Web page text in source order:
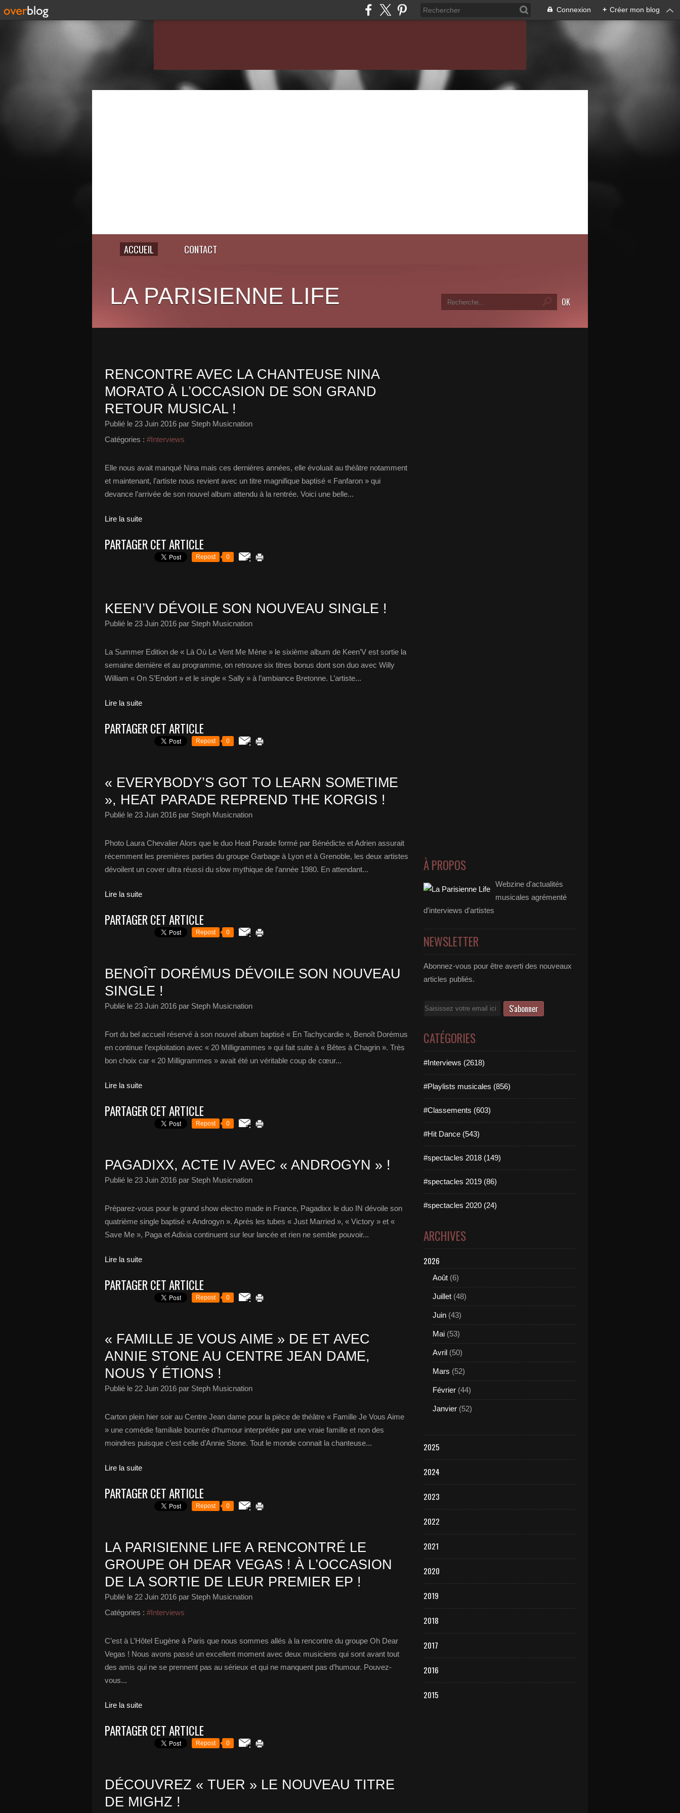
Connexion + Créer mon blog
ACCUEIL CONTACT
LA PARISIENNE LIFE
RENCONTRE AVEC LA CHANTEUSE NINA
MORATO À L’OCCASION DE SON GRAND
RETOUR MUSICAL !
Publié le 23 Juin 2016 par Steph Musicnation
Catégories : #Interviews
Elle nous avait manqué Nina mais ces dernières années, elle évoluait au théâtre notamment
et maintenant, l’artiste nous revient avec un titre magnifique baptisé « Fanfaron » qui
devance l’arrivée de son nouvel album attendu à la rentrée. Voici une belle...
Lire la suite
PARTAGER CET ARTICLE
Repost 0
KEEN’V DÉVOILE SON NOUVEAU SINGLE !
Publié le 23 Juin 2016 par Steph Musicnation
La Summer Edition de « Là Où Le Vent Me Mène » le sixième album de Keen’V est sortie la
semaine dernière et au programme, on retrouve six titres bonus dont son duo avec Willy
William « On S’Endort » et le single « Sally » à l’ambiance Bretonne. L’artiste...
Lire la suite
PARTAGER CET ARTICLE
Repost 0
« EVERYBODY’S GOT TO LEARN SOMETIME
», HEAT PARADE REPREND THE KORGIS !
Publié le 23 Juin 2016 par Steph Musicnation
Photo Laura Chevalier Alors que le duo Heat Parade formé par Bénédicte et Adrien assurait
récemment les premières parties du groupe Garbage à Lyon et à Grenoble, les deux artistes
dévoilent un cover ultra réussi du slow mythique de l’année 1980. En attendant...
Lire la suite
PARTAGER CET ARTICLE
Repost 0
BENOÎT DORÉMUS DÉVOILE SON NOUVEAU
SINGLE !
Publié le 23 Juin 2016 par Steph Musicnation
Fort du bel accueil réservé à son nouvel album baptisé « En Tachycardie », Benoît Dorémus
en continue l’exploitation avec « 20 Milligrammes » qui fait suite à « Bêtes à Chagrin ». Très
bon choix car « 20 Milligrammes » avait été un véritable coup de cœur...
Lire la suite
PARTAGER CET ARTICLE
Repost 0
PAGADIXX, ACTE IV AVEC « ANDROGYN » !
Publié le 23 Juin 2016 par Steph Musicnation
Préparez-vous pour le grand show electro made in France, Pagadixx le duo IN dévoile son
quatrième single baptisé « Androgyn ». Après les tubes « Just Married », « Victory » et «
Save Me », Paga et Adixia continuent sur leur lancée et rien ne semble pouvoir...
Lire la suite
PARTAGER CET ARTICLE
Repost 0
« FAMILLE JE VOUS AIME » DE ET AVEC
ANNIE STONE AU CENTRE JEAN DAME,
NOUS Y ÉTIONS !
Publié le 22 Juin 2016 par Steph Musicnation
Carton plein hier soir au Centre Jean dame pour la pièce de théâtre « Famille Je Vous Aime
» une comédie familiale bourrée d’humour interprétée par une vraie famille et non des
moindres puisque c’est celle d’Annie Stone. Tout le monde connait la chanteuse...
Lire la suite
PARTAGER CET ARTICLE
Repost 0
LA PARISIENNE LIFE A RENCONTRÉ LE
GROUPE OH DEAR VEGAS ! À L’OCCASION
DE LA SORTIE DE LEUR PREMIER EP !
Publié le 22 Juin 2016 par Steph Musicnation
Catégories : #Interviews
C’est à L’Hôtel Eugène à Paris que nous sommes allés à la rencontre du groupe Oh Dear
Vegas ! Nous avons passé un excellent moment avec deux musiciens qui sont avant tout
des amis qui ne se prennent pas au sérieux et qui ne manquent pas d’humour. Pouvez-
vous...
Lire la suite
PARTAGER CET ARTICLE
Repost 0
DÉCOUVREZ « TUER » LE NOUVEAU TITRE
DE MIGHZ !
À PROPOS
Webzine d'actualités
musicales agrémenté
d'interviews d'artistes
NEWSLETTER
Abonnez-vous pour être averti des nouveaux
articles publiés.
Email
CATÉGORIES
#Interviews (2618)
#Playlists musicales (856)
#Classements (603)
#Hit Dance (543)
#spectacles 2018 (149)
#spectacles 2019 (86)
#spectacles 2020 (24)
ARCHIVES
2026
Août (6)
Juillet (48)
Juin (43)
Mai (53)
Avril (50)
Mars (52)
Février (44)
Janvier (52)
2025
2024
2023
2022
2021
2020
2019
2018
2017
2016
2015